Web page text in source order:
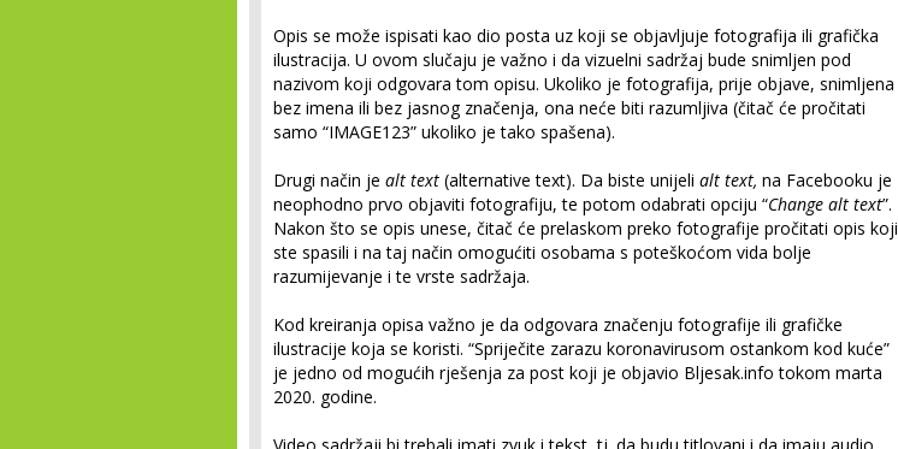
Opis se može ispisati kao dio posta uz koji se objavljuje fotografija ili grafička
ilustracija. U ovom slučaju je važno i da vizuelni sadržaj bude snimljen pod
nazivom koji odgovara tom opisu. Ukoliko je fotografija, prije objave, snimljena
bez imena ili bez jasnog značenja, ona neće biti razumljiva (čitač će pročitati
samo “IMAGE123” ukoliko je tako spašena).
Drugi način je alt text (alternative text). Da biste unijeli alt text, na Facebooku je
neophodno prvo objaviti fotografiju, te potom odabrati opciju “Change alt text”.
Nakon što se opis unese, čitač će prelaskom preko fotografije pročitati opis koji
ste spasili i na taj način omogućiti osobama s poteškoćom vida bolje
razumijevanje i te vrste sadržaja.
Kod kreiranja opisa važno je da odgovara značenju fotografije ili grafičke
ilustracije koja se koristi. “Spriječite zarazu koronavirusom ostankom kod kuće”
je jedno od mogućih rješenja za post koji je objavio Bljesak.info tokom marta
2020. godine.